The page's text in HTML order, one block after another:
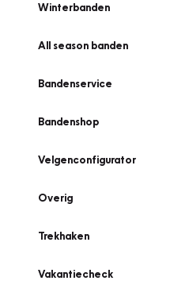
Winterbanden
All season banden
Bandenservice
Bandenshop
Velgenconfigurator
Overig
Trekhaken
Vakantiecheck